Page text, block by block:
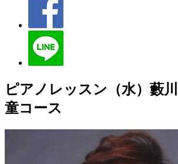
ピアノレッスン（水）藪
童コース